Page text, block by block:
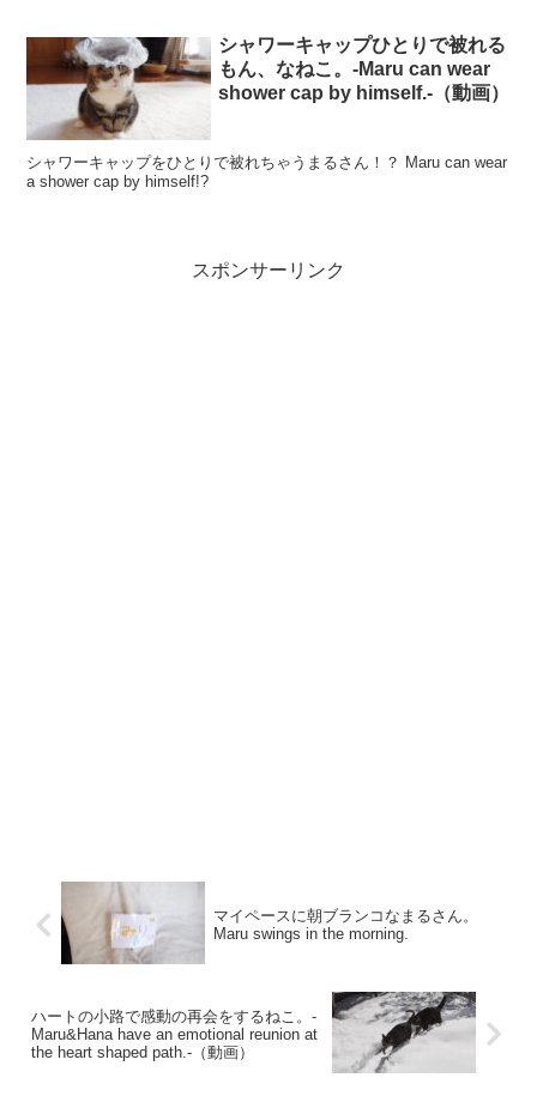
シャワーキャップひとりで被れる
もん、なねこ。-Maru can wear
shower cap by himself.-（動画）
シャワーキャップをひとりで被れちゃうまるさん！？ Maru can wear
a shower cap by himself!?
スポンサーリンク
マイペースに朝ブランコなまるさん。
Maru swings in the morning.
ハートの小路で感動の再会をするねこ。-
Maru&Hana have an emotional reunion at
the heart shaped path.-（動画）